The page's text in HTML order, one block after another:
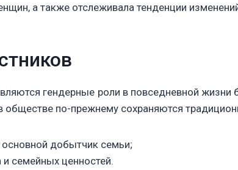
а также отслеживала тенденции
гендерные роли в повседневной
обществе по-прежнему сохраняются
добытчик семьи;
семейных ценностей.